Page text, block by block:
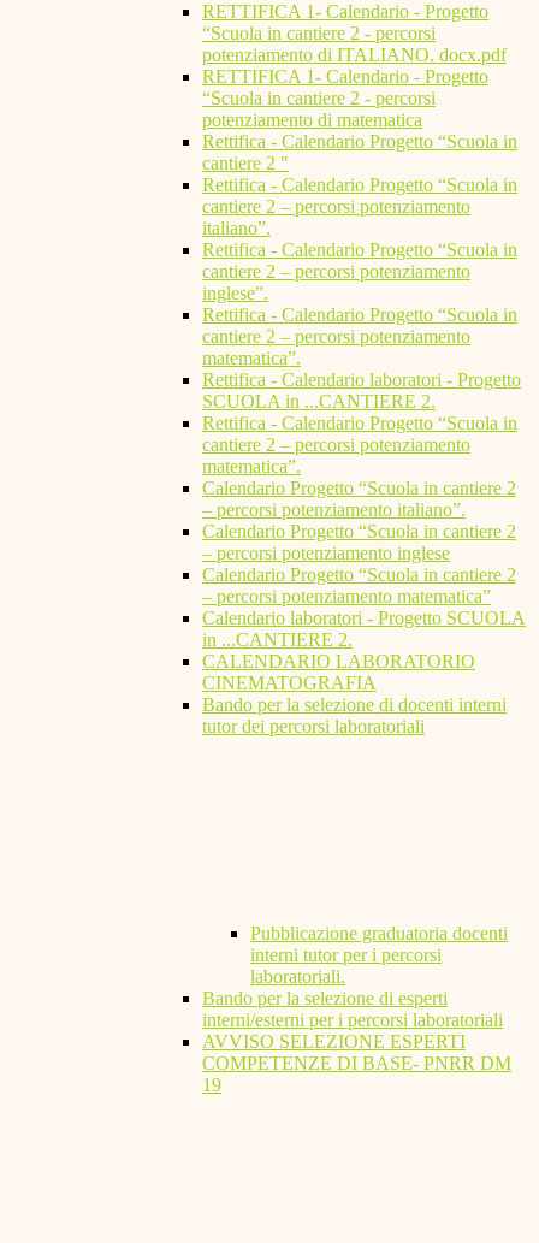
RETTIFICA 1- Calendario - Progetto
“Scuola in cantiere 2 - percorsi
potenziamento di ITALIANO. docx.pdf
RETTIFICA 1- Calendario - Progetto
“Scuola in cantiere 2 - percorsi
potenziamento di matematica
Rettifica - Calendario Progetto “Scuola in
cantiere 2 "
Rettifica - Calendario Progetto “Scuola in
cantiere 2 – percorsi potenziamento
italiano”.
Rettifica - Calendario Progetto “Scuola in
cantiere 2 – percorsi potenziamento
inglese”.
Rettifica - Calendario Progetto “Scuola in
cantiere 2 – percorsi potenziamento
matematica”.
Rettifica - Calendario laboratori - Progetto
SCUOLA in ...CANTIERE 2.
Rettifica - Calendario Progetto “Scuola in
cantiere 2 – percorsi potenziamento
matematica”.
Calendario Progetto “Scuola in cantiere 2
– percorsi potenziamento italiano”.
Calendario Progetto “Scuola in cantiere 2
– percorsi potenziamento inglese
Calendario Progetto “Scuola in cantiere 2
– percorsi potenziamento matematica”
Calendario laboratori - Progetto SCUOLA
in ...CANTIERE 2.
CALENDARIO LABORATORIO
CINEMATOGRAFIA
Bando per la selezione di docenti interni
tutor dei percorsi laboratoriali
Pubblicazione graduatoria docenti
interni tutor per i percorsi
laboratoriali.
Bando per la selezione di esperti
interni/esterni per i percorsi laboratoriali
AVVISO SELEZIONE ESPERTI
COMPETENZE DI BASE- PNRR DM
19